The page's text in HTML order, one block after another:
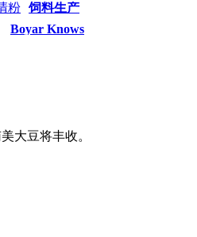
粉 饲料生产
Boyar Knows
大豆将丰收。